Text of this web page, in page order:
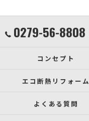
0279-56-8808
コンセプト
エコ断熱リフォーム
よくある質問